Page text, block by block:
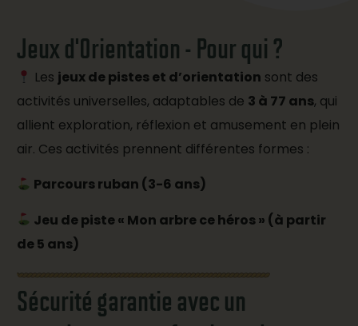
Jeux d'Orientation - Pour qui ?
Les jeux de pistes et d’orientation sont des
activités universelles, adaptables de 3 à 77 ans, qui
allient exploration, réflexion et amusement en plein
air. Ces activités prennent différentes formes :
Parcours ruban (3-6 ans)
Jeu de piste « Mon arbre ce héros » (à partir
de 5 ans)
Sécurité garantie avec un